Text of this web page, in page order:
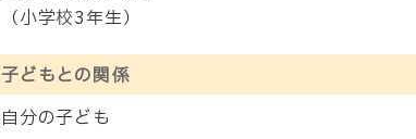
（小学校3年生）
子どもとの関係
自分の子ども